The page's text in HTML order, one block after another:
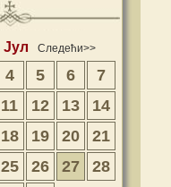
Јул Следећи>>
4 5 6
7
11 12 13
14
18 19 20
21
25 26 27
28